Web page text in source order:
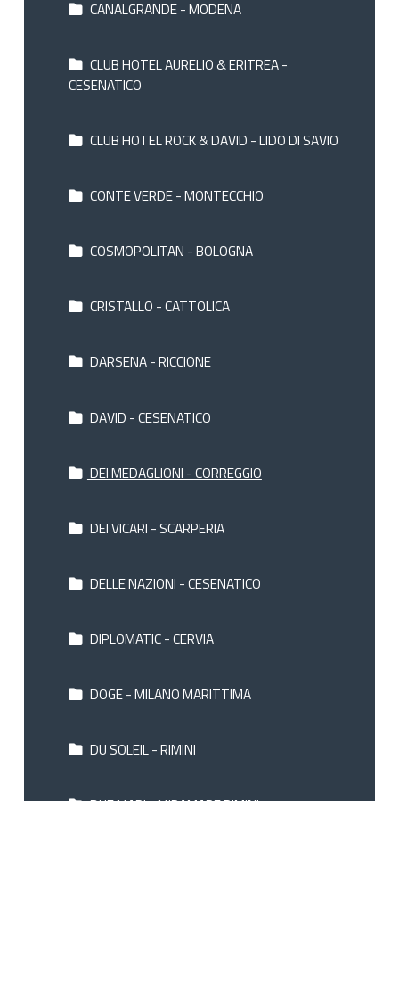
CANALGRANDE - MODENA
CLUB HOTEL AURELIO & ERITREA -
CESENATICO
CLUB HOTEL ROCK & DAVID - LIDO DI SAVIO
CONTE VERDE - MONTECCHIO
COSMOPOLITAN - BOLOGNA
CRISTALLO - CATTOLICA
DARSENA - RICCIONE
DAVID - CESENATICO
DEI MEDAGLIONI - CORREGGIO
DEI VICARI - SCARPERIA
DELLE NAZIONI - CESENATICO
DIPLOMATIC - CERVIA
DOGE - MILANO MARITTIMA
DU SOLEIL - RIMINI
DUE MARI - MIRAMARE RIMINI